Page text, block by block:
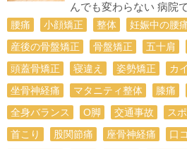
んでも変わらない 病院
腰痛 小顔矯正 整体 妊娠中の腰
産後の骨盤矯正
骨盤矯正 五十肩
頭蓋骨矯正
寝違え 姿勢矯正
カ
坐骨神経痛
マタニティ整体 膝痛
全身バランス
О脚 交通事故 ス
首こり
股関節痛 座骨神経痛 口